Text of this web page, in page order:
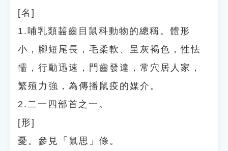
[名]
1.哺乳類齧齒目鼠科動物的總稱。體形
小，腳短尾長，毛柔軟、呈灰褐色，性怯
懦，行動迅速，門齒發達，常穴居人家，
繁殖力強，為傳播鼠疫的媒介。
2.二一四部首之一。
[形]
憂。參見「鼠思」條。